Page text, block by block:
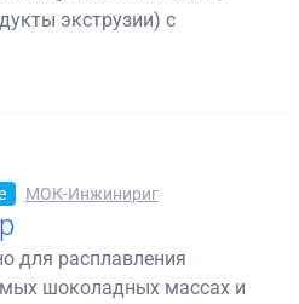
экструзии) с
МОК-Инжинириг
для расплавления
шоколадных массах и